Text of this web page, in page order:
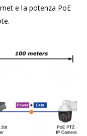
e la potenza PoE